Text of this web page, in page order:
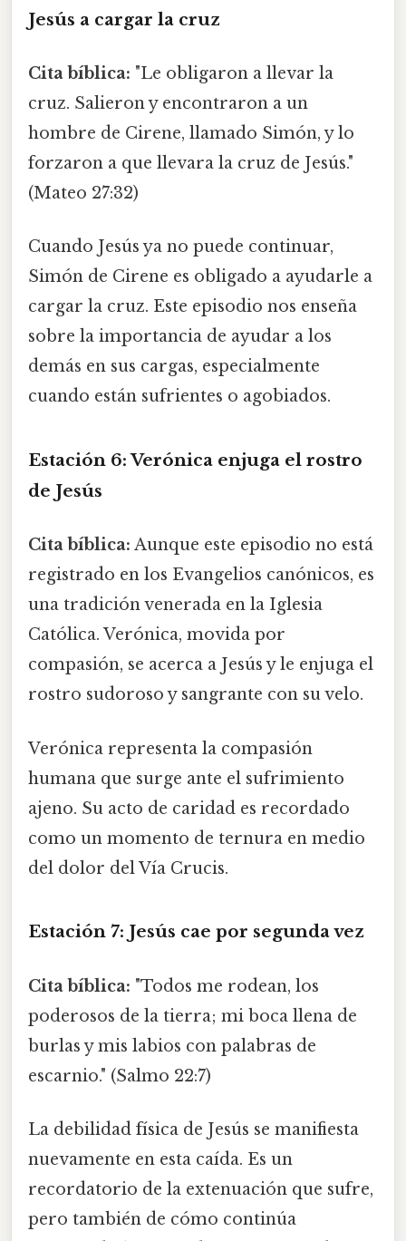
Jesús a cargar la cruz
Cita bíblica: "Le obligaron a llevar la
cruz. Salieron y encontraron a un
hombre de Cirene, llamado Simón, y lo
forzaron a que llevara la cruz de Jesús."
(Mateo 27:32)
Cuando Jesús ya no puede continuar,
Simón de Cirene es obligado a ayudarle a
cargar la cruz. Este episodio nos enseña
sobre la importancia de ayudar a los
demás en sus cargas, especialmente
cuando están sufrientes o agobiados.
Estación 6: Verónica enjuga el rostro
de Jesús
Cita bíblica: Aunque este episodio no está
registrado en los Evangelios canónicos, es
una tradición venerada en la Iglesia
Católica. Verónica, movida por
compasión, se acerca a Jesús y le enjuga el
rostro sudoroso y sangrante con su velo.
Verónica representa la compasión
humana que surge ante el sufrimiento
ajeno. Su acto de caridad es recordado
como un momento de ternura en medio
del dolor del Vía Crucis.
Estación 7: Jesús cae por segunda vez
Cita bíblica: "Todos me rodean, los
poderosos de la tierra; mi boca llena de
burlas y mis labios con palabras de
escarnio." (Salmo 22:7)
La debilidad física de Jesús se manifiesta
nuevamente en esta caída. Es un
recordatorio de la extenuación que sufre,
pero también de cómo continúa